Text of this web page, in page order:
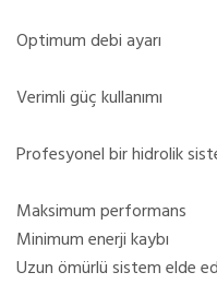
Optimum debi ayarı
Verimli güç kullanımı
Profesyonel bir hidrolik
Maksimum performans
Minimum enerji kaybı
Uzun ömürlü sistemelde